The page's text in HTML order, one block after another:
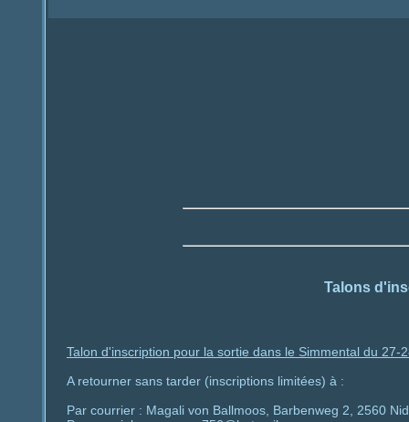
Talons
Talon d'inscription pour la sortie dans le Simmental du 27-
A retourner sans tarder (inscriptions limitées) à :
Par courrier : Magali von Ballmoos, Barbenweg 2, 2560